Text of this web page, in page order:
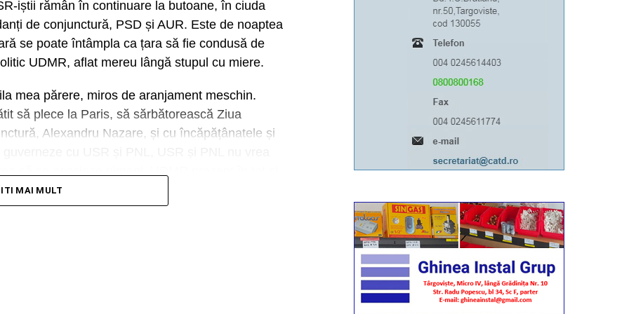
unul din zona ONG. Ales pe criteriul „nu am
nu riscăm. Preferăm apele line, fără să
decât cele nărăvașe.
RECLAMA
iștii rămân în continuare la butoane, în ciuda
de conjunctură, PSD și AUR. Este de noaptea
se poate întâmpla ca țara să fie condusă de
UDMR, aflat mereu lângă stupul cu miere.
mea părere, miros de aranjament meschin.
să plece la Paris, să sărbătorească Ziua
Alexandru Nazare, și cu încăpățânatele și
de vis!
MAI MULT